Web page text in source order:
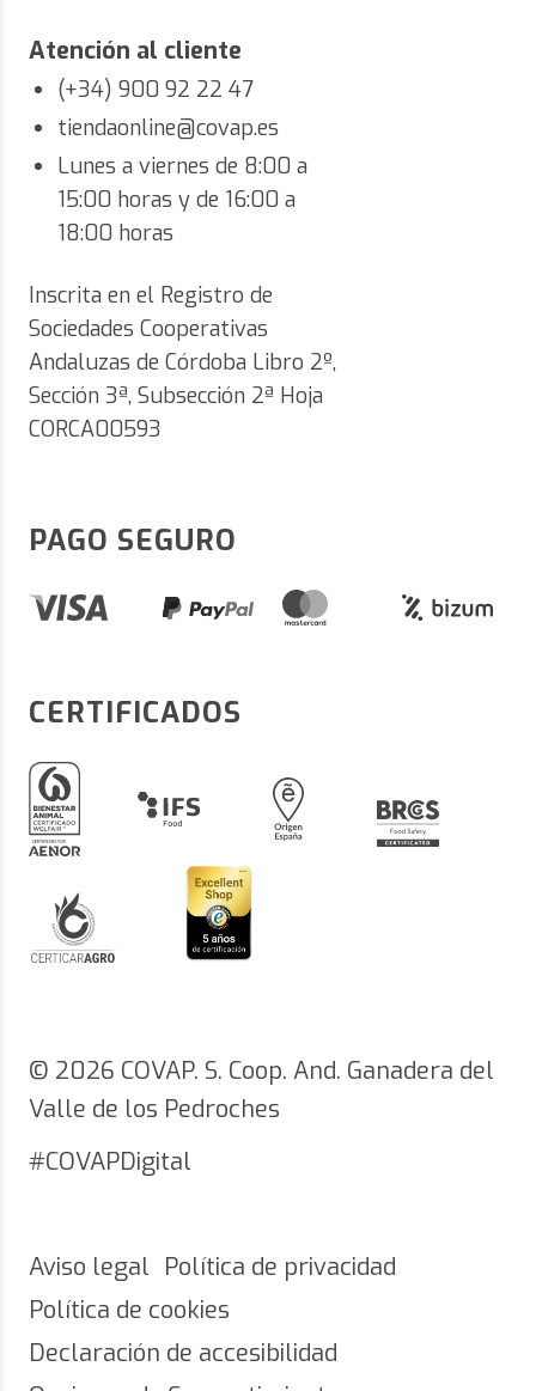
Atención al cliente
(+34) 900 92 22 47
tiendaonline@covap.es
Lunes a viernes de 8:00 a
15:00 horas y de 16:00 a
18:00 horas
Inscrita en el Registro de
Sociedades Cooperativas
Andaluzas de Córdoba Libro 2º,
Sección 3ª, Subsección 2ª Hoja
CORCA00593
PAGO SEGURO
CERTIFICADOS
© 2026 COVAP. S. Coop. And. Ganadera del
Valle de los Pedroches
#COVAPDigital
Aviso legal Política de privacidad
Política de cookies
Declaración de accesibilidad